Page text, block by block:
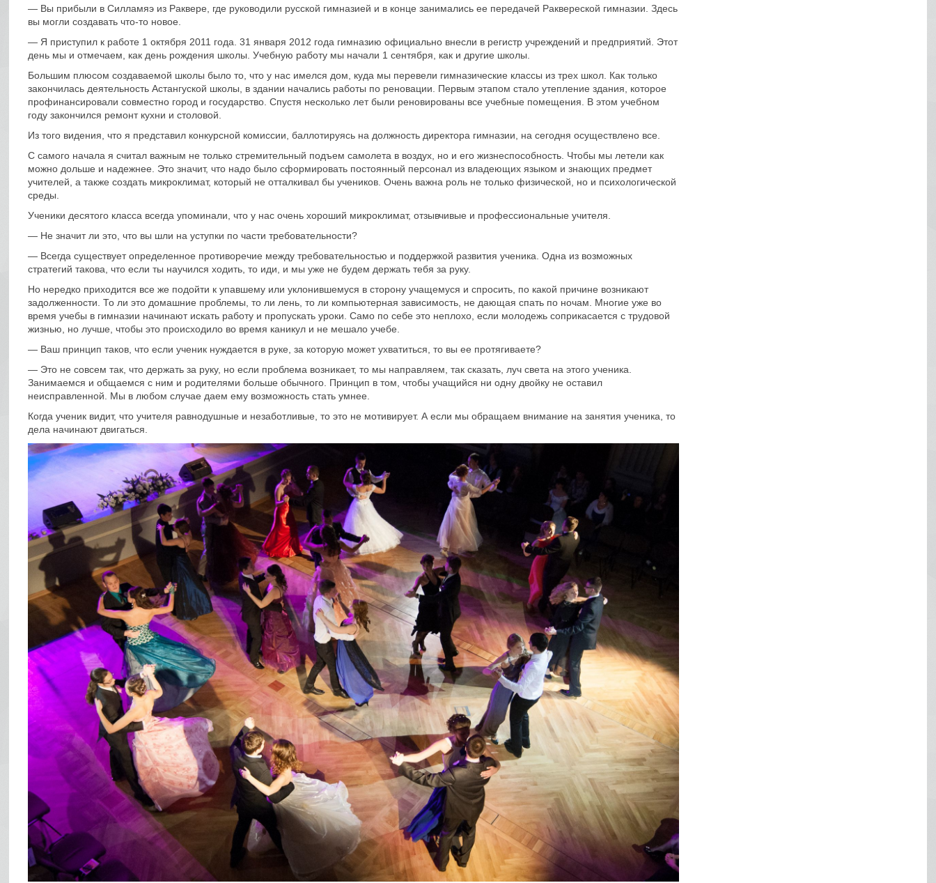
— Вы прибыли в Силламяэ из Раквере, где руководили русской гимназией и в конце занимались ее передачей Раквереской гимназии. Здесь
вы могли создавать что-то новое.
— Я приступил к работе 1 октября 2011 года. 31 января 2012 года гимназию официально внесли в регистр учреждений и предприятий. Этот
день мы и отмечаем, как день рождения школы. Учебную работу мы начали 1 сентября, как и другие школы.
Большим плюсом создаваемой школы было то, что у нас имелся дом, куда мы перевели гимназические классы из трех школ. Как только
закончилась деятельность Астангуской школы, в здании начались работы по реновации. Первым этапом стало утепление здания, которое
профинансировали совместно город и государство. Спустя несколько лет были реновированы все учебные помещения. В этом учебном
году закончился ремонт кухни и столовой.
Из того видения, что я представил конкурсной комиссии, баллотируясь на должность директора гимназии, на сегодня осуществлено все.
С самого начала я считал важным не только стремительный подъем самолета в воздух, но и его жизнеспособность. Чтобы мы летели как
можно дольше и надежнее. Это значит, что надо было сформировать постоянный персонал из владеющих языком и знающих предмет
учителей, а также создать микроклимат, который не отталкивал бы учеников. Очень важна роль не только физической, но и психологической
среды.
Ученики десятого класса всегда упоминали, что у нас очень хороший микроклимат, отзывчивые и профессиональные учителя.
— Не значит ли это, что вы шли на уступки по части требовательности?
— Всегда существует определенное противоречие между требовательностью и поддержкой развития ученика. Одна из возможных
стратегий такова, что если ты научился ходить, то иди, и мы уже не будем держать тебя за руку.
Но нередко приходится все же подойти к упавшему или уклонившемуся в сторону учащемуся и спросить, по какой причине возникают
задолженности. То ли это домашние проблемы, то ли лень, то ли компьютерная зависимость, не дающая спать по ночам. Многие уже во
время учебы в гимназии начинают искать работу и пропускать уроки. Само по себе это неплохо, если молодежь соприкасается с трудовой
жизнью, но лучше, чтобы это происходило во время каникул и не мешало учебе.
— Ваш принцип таков, что если ученик нуждается в руке, за которую может ухватиться, то вы ее протягиваете?
— Это не совсем так, что держать за руку, но если проблема возникает, то мы направляем, так сказать, луч света на этого ученика.
Занимаемся и общаемся с ним и родителями больше обычного. Принцип в том, чтобы учащийся ни одну двойку не оставил
неисправленной. Мы в любом случае даем ему возможность стать умнее.
Когда ученик видит, что учителя равнодушные и незаботливые, то это не мотивирует. А если мы обращаем внимание на занятия ученика, то
дела начинают двигаться.